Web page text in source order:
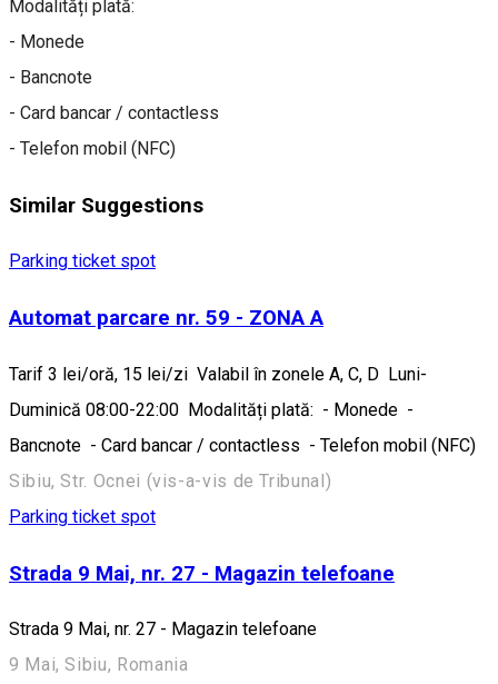
Modalități plată:
- Monede
- Bancnote
- Card bancar / contactless
- Telefon mobil (NFC)
Similar Suggestions
Parking ticket spot
Automat parcare nr. 59 - ZONA A
Tarif 3 lei/oră, 15 lei/zi Valabil în zonele A, C, D Luni-
Duminică 08:00-22:00 Modalități plată: - Monede -
Bancnote - Card bancar / contactless - Telefon mobil (NFC)
Sibiu, Str. Ocnei (vis-a-vis de Tribunal)
Parking ticket spot
Strada 9 Mai, nr. 27 - Magazin telefoane
Strada 9 Mai, nr. 27 - Magazin telefoane
9 Mai, Sibiu, Romania